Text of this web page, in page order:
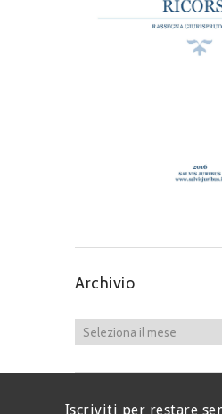
Archivio
Iscriviti per restare